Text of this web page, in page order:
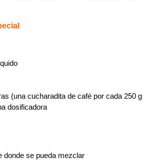
(una cucharadita de café por cada 250 g
dosificadora
donde se pueda mezclar